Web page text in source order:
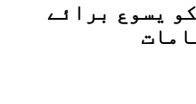
یسوع برائے